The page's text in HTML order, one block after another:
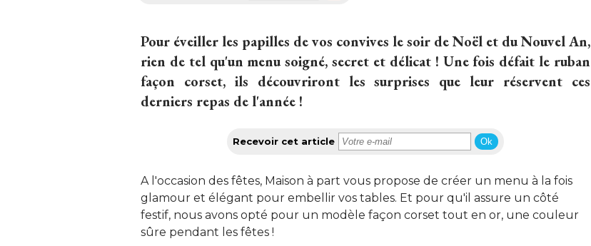
Pour éveiller les papilles de vos convives le soir de Noël et du Nouvel An,
rien de tel qu'un menu soigné, secret et délicat ! Une fois défait le ruban
façon corset, ils découvriront les surprises que leur réservent ces
derniers repas de l'année !
Recevoir cet article Ok
A l'occasion des fêtes, Maison à part vous propose de créer un menu à la fois
glamour et élégant pour embellir vos tables. Et pour qu'il assure un côté
festif, nous avons opté pour un modèle façon corset tout en or, une couleur
sûre pendant les fêtes !